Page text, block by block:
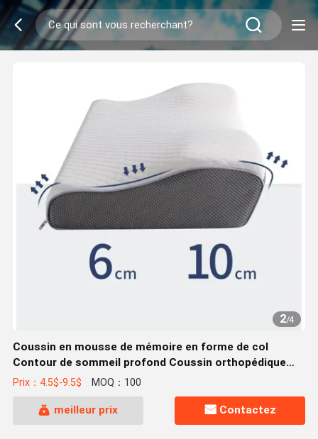
2/4
Coussin en mousse de mémoire en forme de col
Contour de sommeil profond Coussin orthopédique
cervical
Prix：4.5$-9.5$ MOQ：100
meilleur prix Contactez